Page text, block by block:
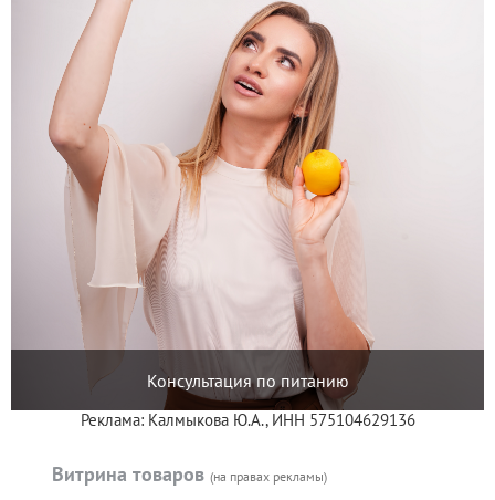
Консультация по питанию
Реклама: Калмыкова Ю.А., ИНН 575104629136
Витрина товаров (на правах рекламы)